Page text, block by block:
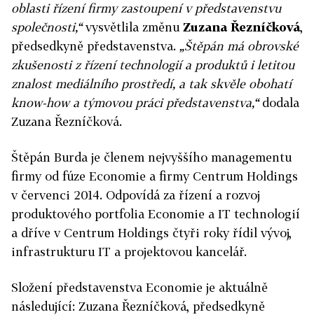
oblasti řízení firmy zastoupení v představenstvu
společnosti,“vysvětlila změnu Zuzana Řezníčková,
předsedkyně představenstva. „Štěpán má obrovské
zkušenosti z řízení technologií a produktů i letitou
znalost mediálního prostředí, a tak skvěle obohatí
know-how a týmovou práci představenstva,“dodala
Zuzana Řezníčková.
Štěpán Burda je členem nejvyššího managementu
firmy od fúze Economie a firmy Centrum Holdings
v červenci 2014. Odpovídá za řízení a rozvoj
produktového portfolia Economie a IT technologií
a dříve v Centrum Holdings čtyři roky řídil vývoj,
infrastrukturu IT a projektovou kancelář.
Složení představenstva Economie je aktuálně
následující: Zuzana Řezníčková, předsedkyně